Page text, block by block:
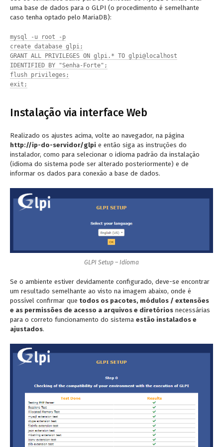
uma base de dados para o GLPI (o procedimento é semelhante
caso tenha optado pelo MariaDB):
mysql -u root -p
create database glpi;
GRANT ALL PRIVILEGES ON glpi.* TO glpi@localhost
IDENTIFIED BY "Senha-Forte";
flush privileges;
exit;
Instalação via interface Web
Realizado os ajustes acima, volte ao navegador, na página
http://ip-do-servidor/glpi e então siga as instruções do
instalador, como para selecionar o idioma padrão da instalação
(idioma do sistema pode ser alterado posteriormente) e de
informar os dados para conexão a base de dados.
GLPI Setup – Idioma
Se o ambiente estiver devidamente configurado, deve-se encontrar
um resultado semelhante ao visto na imagem abaixo, onde é
possível confirmar que todos os pacotes, módulos / extensões
e as permissões de acesso a arquivos e diretórios necessárias
para o correto funcionamento do sistema estão instalados e
ajustados.